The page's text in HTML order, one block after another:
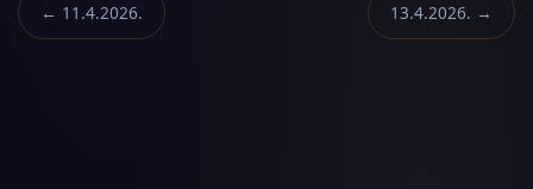
← 11.4.2026. 13.4.2026. →